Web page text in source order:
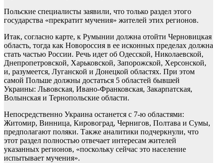
Польские специалисты заявили, что только раздел этого
государства «прекратит мучения» жителей этих регионов.
Итак, согласно карте, к Румынии должна отойти Черновицкая
область, тогда как Новороссия в ее исконных пределах должна
стать частью России. Речь идет об Одесской, Николаевской,
Днепропетровской, Харьковской, Запорожской, Херсонской,
и, разумеется, Луганской и Донецкой областях. При этом
самой Польше должны достаться 5 областей бывшей
Украины: Львовская, Ивано-Франковская, Закарпатская,
Волынская и Тернопольские области.
Непосредственно Украина останется с 7-ю областями:
Житомир, Винница, Кировоград, Чернигов, Полтава и Сумы,
предполагают поляки. Также аналитики подчеркнули, что
этот раздел полностью отвечает интересам жителей
указанных регионов, «поскольку сейчас это население
испытывает мучения».